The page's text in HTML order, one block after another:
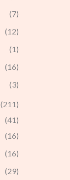
(7)
(12)
(1)
(16)
(3)
(211)
(41)
(16)
(16)
(29)